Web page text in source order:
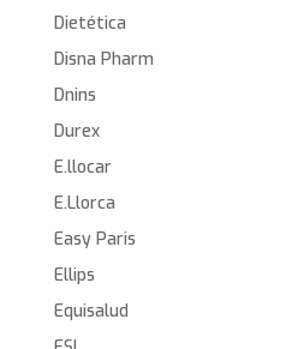
Dietética
Disna Pharm
Dnins
Durex
E.llocar
E.Llorca
Easy Paris
Ellips
Equisalud